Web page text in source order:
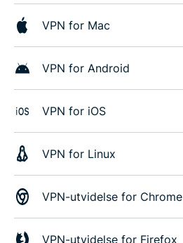
VPN for Mac
VPN for Android
VPN for iOS
VPN for Linux
VPN-utvidelse for Chrome
VPN-utvidelse for Firefox